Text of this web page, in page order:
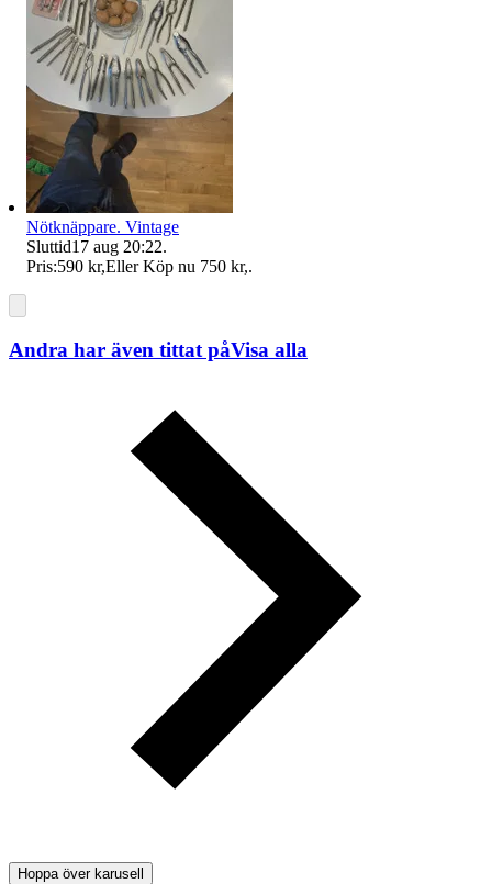
Nötknäppare. Vintage
Sluttid17 aug 20:22.
Pris:590 kr,Eller Köp nu 750 kr,.
Andra har även tittat påVisa alla
Hoppa över karusell